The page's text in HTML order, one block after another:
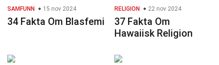
SAMFUNN 15 nov 2024
34 Fakta Om Blasfemi
RELIGION 22 nov 2024
37 Fakta Om
Hawaiisk Religion